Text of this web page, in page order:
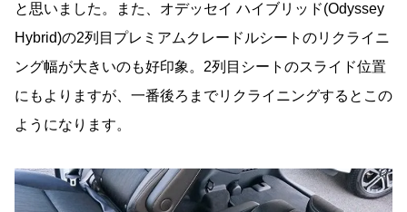
と思いました。また、オデッセイ ハイブリッド(Odyssey
Hybrid)の2列目プレミアムクレードルシートのリクライニ
ング幅が大きいのも好印象。2列目シートのスライド位置
にもよりますが、一番後ろまでリクライニングするとこの
ようになります。